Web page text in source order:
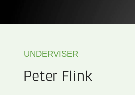
UNDERVISER
Peter Flink